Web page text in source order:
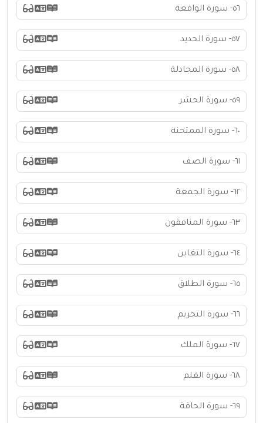
٥٦- سورة الواقعة
٥٧- سورة الحديد
٥٨- سورة المجادلة
٥٩- سورة الحشر
٦٠- سورة الممتحنة
٦١- سورة الصف
٦٢- سورة الجمعة
٦٣- سورة المنافقون
٦٤- سورة التغابن
٦٥- سورة الطلاق
٦٦- سورة التحريم
٦٧- سورة الملك
٦٨- سورة القلم
٦٩- سورة الحاقة